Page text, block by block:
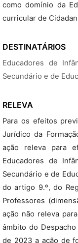
como domínio da
curricular de
DESTINATÁRIOS
Educadores de
Secundário e de
RELEVA
Para os efeitos
Jurídico da
ação releva para
Educadores de
Secundário e de
do artigo 9.º, do
Professores
ação não releva
âmbito do
de 2023 a ação de